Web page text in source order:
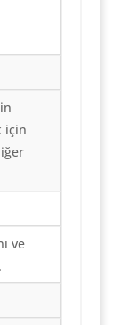
için
ve